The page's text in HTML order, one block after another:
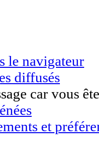
le navigateur
diffusés
car vous
et